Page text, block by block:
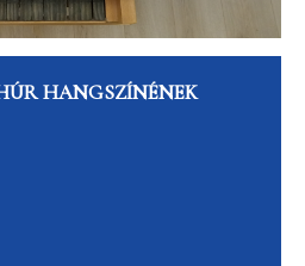
HANGSZÍNÉNEK